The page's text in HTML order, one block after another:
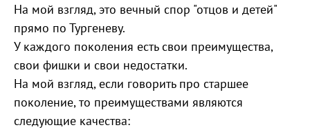
На мой взгляд, это вечный спор "отцов и детей"
прямо по Тургеневу.
У каждого поколения есть свои преимущества,
свои фишки и свои недостатки.
На мой взгляд, если говорить про старшее
поколение, то преимуществами являются
следующие качества: